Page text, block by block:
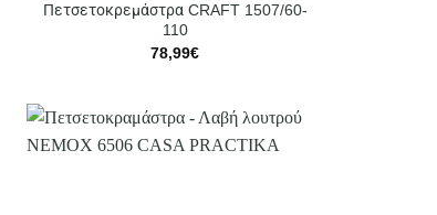
Πετσετοκρεμάστρα CRAFT 1507/60-
110
78,99€